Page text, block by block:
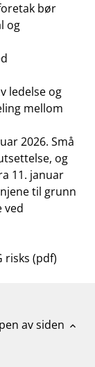
bør
og
ledelse og
mellom
2026. Små
og
11. januar
til grunn
ved
risks (pdf)
av siden expand_less